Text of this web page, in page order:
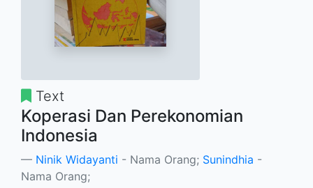
Text
Koperasi Dan Perekonomian
Indonesia
Ninik Widayanti - Nama Orang; Sunindhia -
Nama Orang;